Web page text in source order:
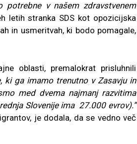
v našem zdravstvenem
letih stranka SDS kot opozicijska
in usmeritvah, ki bodo pomagale,
oblasti, premalokrat prisluhnili
ki ga imamo trenutno v Zasavju in
med dvema najmanj razvitima
Slovenije ima 27.000 evrov).”
je dodala, da se vedno več